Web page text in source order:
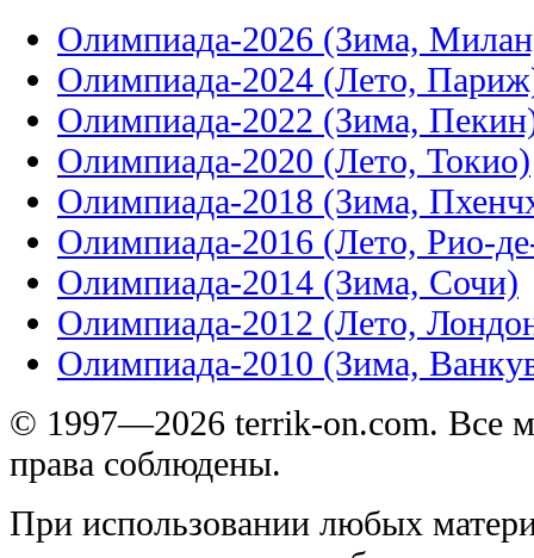
Олимпиада-2026 (Зима,
Олимпиада-2024 (Лето,
Олимпиада-2022 (Зима,
Олимпиада-2020 (Лето, Токио)
Олимпиада-2018 (Зима,
Олимпиада-2016 (Лето, Рио-
Олимпиада-2014 (Зима, Сочи)
Олимпиада-2012 (Лето,
Олимпиада-2010 (Зима,
© 1997—2026 terrik-on.com. Все
права соблюдены.
При использовании любых